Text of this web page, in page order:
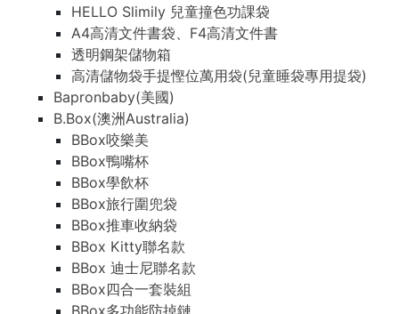
HELLO Slimily 兒童撞色功課袋
A4高清文件書袋、F4高清文件書
透明鋼架儲物箱
高清儲物袋手提慳位萬用袋(兒童睡袋專用提袋)
Bapronbaby(美國)
B.Box(澳洲Australia)
BBox咬樂美
BBox鴨嘴杯
BBox學飲杯
BBox旅行圍兜袋
BBox推車收納袋
BBox Kitty聯名款
BBox 迪士尼聯名款
BBox四合一套裝組
BBox多功能防掉鏈